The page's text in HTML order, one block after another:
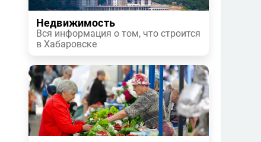
Недвижимость
Вся информация о том, что строится
в Хабаровске